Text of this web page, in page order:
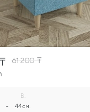
₸ 61 200₸
-
В.
44 см.